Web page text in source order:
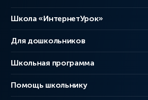
Школа «ИнтернетУрок»
Для дошкольников
Школьная программа
Помощь школьнику